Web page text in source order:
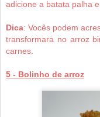
adicione a batata palha
Dica: Vocês podem
transformara no arroz
carnes.
5 - Bolinho de arroz